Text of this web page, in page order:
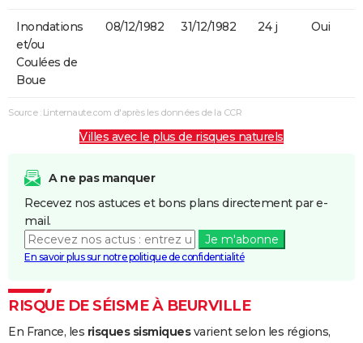
Inondations
et/ou
Coulées de
Boue
08/12/1982 31/12/1982 24 j Oui
Source : Linternaute.com d'après les données de la CCR
Villes avec le plus de risques naturels
A ne pas manquer
Recevez nos astuces et bons plans directement par e-
mail.
Je m'abonne
En savoir plus sur notre politique de confidentialité
RISQUE DE SÉISME À BEURVILLE
En France, les risques sismiquesvarient selon les régions,